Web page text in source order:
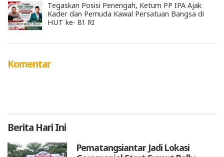
Tegaskan Posisi Penengah, Ketum PP IPA Ajak
Kader dan Pemuda Kawal Persatuan Bangsa di
HUT ke- 81 RI
Komentar
Berita Hari Ini
Pematangsiantar Jadi Lokasi